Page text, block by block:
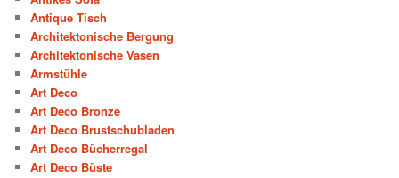
Antique Tisch
Architektonische Bergung
Architektonische Vasen
Armstühle
Art Deco
Art Deco Bronze
Art Deco Brustschubladen
Art Deco Bücherregal
Art Deco Büste